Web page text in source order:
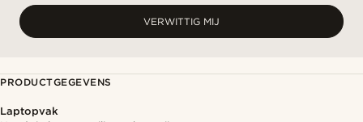
VERWITTIG MIJ
PRODUCTGEGEVENS
Laptopvak